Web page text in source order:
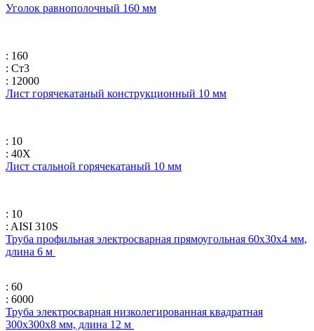
Уголок равнополочный 160 мм
: 160
: Ст3
: 12000
Лист горячекатаный конструкционный 10 мм
: 10
: 40Х
Лист стальной горячекатаный 10 мм
: 10
: AISI 310S
Труба профильная электросварная прямоугольная 60х30х4 мм,
длина 6 м
: 60
: 6000
Труба электросварная низколегированная квадратная
300х300х8 мм, длина 12 м